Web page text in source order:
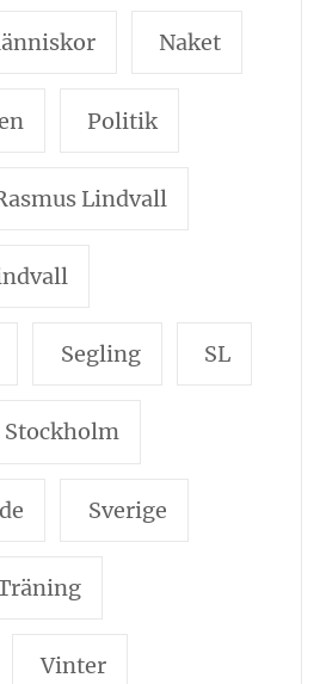
Naket
Politik
Lindvall
Segling SL
Stockholm
Sverige
Vinter